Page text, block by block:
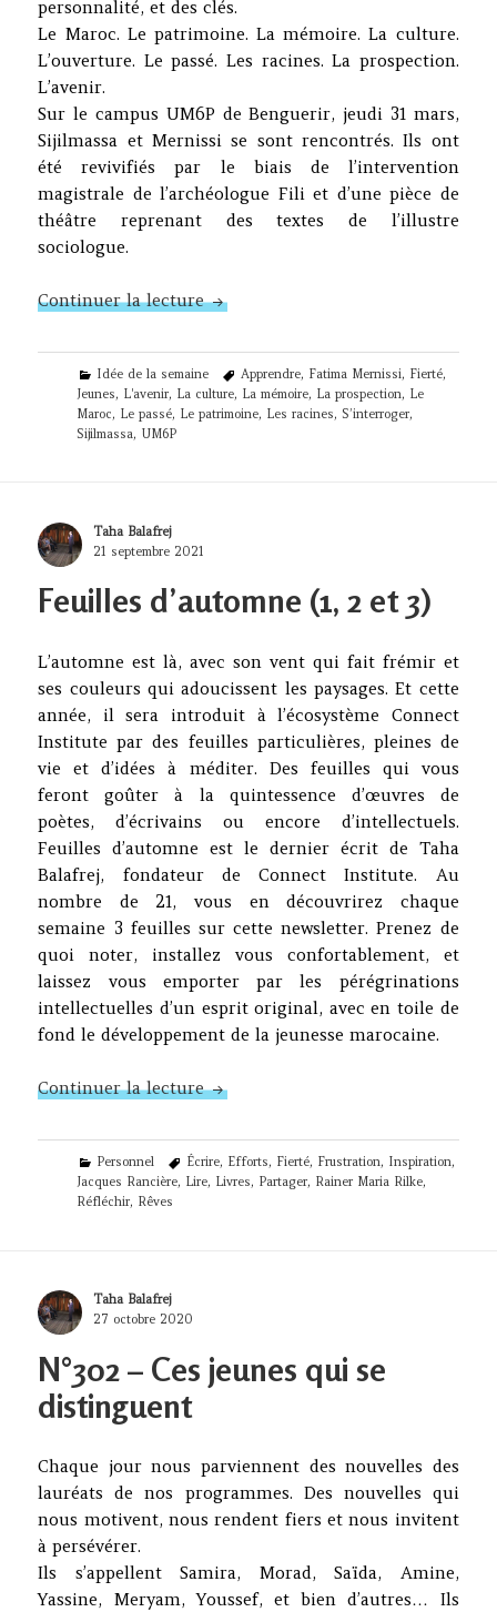
personnalité, et des clés.
Le Maroc. Le patrimoine. La mémoire. La culture.
L’ouverture. Le passé. Les racines. La prospection.
L’avenir.
Sur le campus UM6P de Benguerir, jeudi 31 mars,
Sijilmassa et Mernissi se sont rencontrés. Ils ont
été revivifiés par le biais de l’intervention
magistrale de l’archéologue Fili et d’une pièce de
théâtre reprenant des textes de l’illustre
sociologue.
Continuer la lectureN°370 – Sijilmassa et Fatima
Categories
Idée de la semaine Tags
Apprendre, Fatima Mernissi, Fierté,
Jeunes, L'avenir, La culture, La mémoire, La prospection, Le
Maroc, Le passé, Le patrimoine, Les racines, S’interroger,
Sijilmassa, UM6P
Author
Taha Balafrej
Posted
21 septembre 2021
Feuilles d’automne (1, 2 et 3)
L’automne est là, avec son vent qui fait frémir et
ses couleurs qui adoucissent les paysages. Et cette
année, il sera introduit à l’écosystème Connect
Institute par des feuilles particulières, pleines de
vie et d’idées à méditer. Des feuilles qui vous
feront goûter à la quintessence d’œuvres de
poètes, d’écrivains ou encore d’intellectuels.
Feuilles d’automne est le dernier écrit de Taha
Balafrej, fondateur de Connect Institute. Au
nombre de 21, vous en découvrirez chaque
semaine 3 feuilles sur cette newsletter. Prenez de
quoi noter, installez vous confortablement, et
laissez vous emporter par les pérégrinations
intellectuelles d’un esprit original, avec en toile de
fond le développement de la jeunesse marocaine.
Continuer la lectureFeuilles d’automne (1, 2 et 3)
Categories
Personnel Tags
Écrire, Efforts, Fierté, Frustration, Inspiration,
Jacques Rancière, Lire, Livres, Partager, Rainer Maria Rilke,
Réfléchir, Rêves
Author
Taha Balafrej
Posted
27 octobre 2020
N°302 – Ces jeunes qui se
distinguent
Chaque jour nous parviennent des nouvelles des
lauréats de nos programmes. Des nouvelles qui
nous motivent, nous rendent fiers et nous invitent
à persévérer.
Ils s’appellent Samira, Morad, Saïda, Amine,
Yassine, Meryam, Youssef, et bien d’autres… Ils